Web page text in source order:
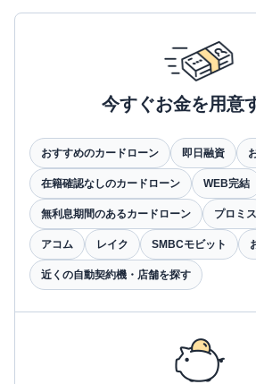
今すぐお金を用意
おすすめのカードローン 即日融資
在籍確認なしのカードローン WEB完結
無利息期間のあるカードローン プロミス
アコム レイク SMBCモビット
近くの自動契約機・店舗を探す